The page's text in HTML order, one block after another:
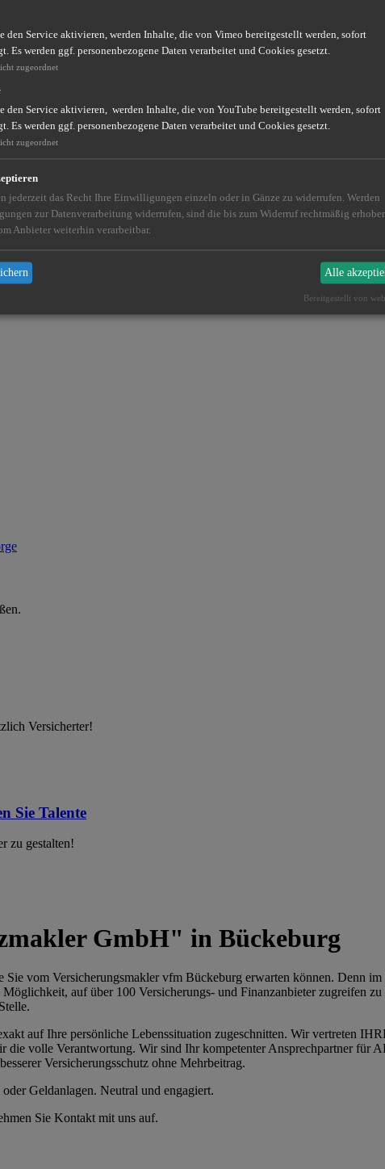
Versicherter!
Sie Talente
zu gestalten!
GmbH" in Bückeburg
vom Versicherungsmakler vfm Bückeburg erwarten können. Denn
auf über 100 Versicherungs- und Finanzanbieter zugreifen
auf Ihre persönliche Lebenssituation zugeschnitten. Wir vertreten
volle Verantwortung. Wir sind Ihr kompetenter Ansprechpartner für
Versicherungsschutz ohne Mehrbeitrag.
Geldanlagen. Neutral und engagiert.
Sie Kontakt mit uns auf.
den Service aktivieren, werden Inhalte, die von Vimeo bereitgestellt werden, sofort
Es werden ggf. personenbezogene Daten verarbeitet und Cookies gesetzt.
zugeordnet
den Service aktivieren, werden Inhalte, die von YouTube bereitgestellt werden, sofort
Es werden ggf. personenbezogene Daten verarbeitet und Cookies gesetzt.
zugeordnet
jederzeit das Recht Ihre Einwilligungen einzeln oder in Gänze zu widerrufen. Werden
zur Datenverarbeitung widerrufen, sind die bis zum Widerruf rechtmäßig
Anbieter weiterhin verarbeitbar.
Alle
Bereitgestellt von